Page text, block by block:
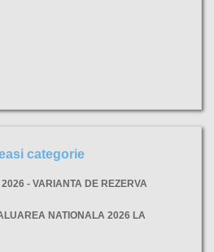
categorie
- VARIANTA DE REZERVA
NATIONALA 2026 LA